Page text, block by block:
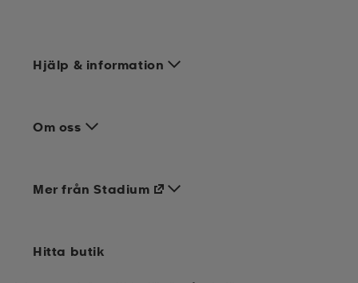
Hjälp & information
Om oss
Mer från Stadium
Hitta butik